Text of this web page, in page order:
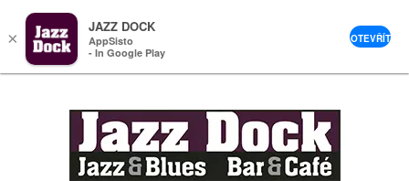
×
JAZZ DOCK
AppSisto
- In Google Play
OTEVŘÍT